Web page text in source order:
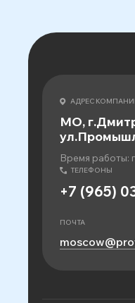
АДРЕС
МО,
Время работы:
ТЕЛЕФОНЫ
+7 (965)
ПОЧТА